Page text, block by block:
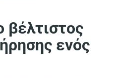
βέλτιστος
ενός